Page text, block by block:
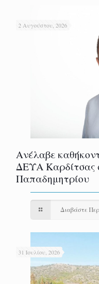
2 Αυγούστου, 2026
Ανέλαβε
ΔΕΥΑ Καρδίτσας
Παπαδημητρίου
Διαβάστε
31 Ιουλίου, 2026